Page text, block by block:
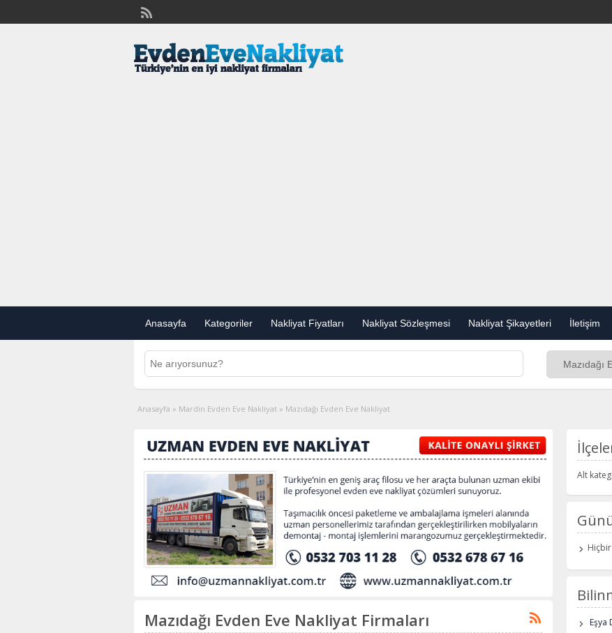
Anasayfa Kategoriler Nakliyat Fiyatları Nakliyat Sözleşmesi Nakliyat Şikayetleri İletişim
Anasayfa » Mardin Evden Eve Nakliyat » Mazıdağı Evden Eve Nakliyat
Mazıdağı Evden Eve Nakliyat Firmaları
Alt
Eşya